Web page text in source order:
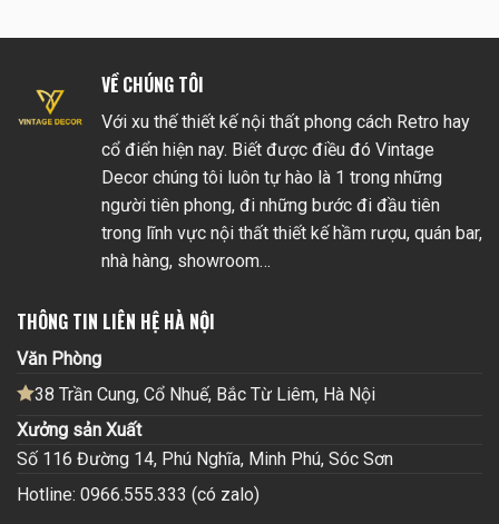
VỀ CHÚNG TÔI
Với xu thế thiết kế nội thất phong cách Retro hay
cổ điển hiện nay. Biết được điều đó Vintage
Decor chúng tôi luôn tự hào là 1 trong những
người tiên phong, đi những bước đi đầu tiên
trong lĩnh vực nội thất thiết kế hầm rượu, quán bar,
nhà hàng, showroom…
THÔNG TIN LIÊN HỆ HÀ NỘI
Văn Phòng
38 Trần Cung, Cổ Nhuế, Bắc Từ Liêm, Hà Nội
Xưởng sản Xuất
Số 116 Đường 14, Phú Nghĩa, Minh Phú, Sóc Sơn
Hotline: 0966.555.333 (có zalo)